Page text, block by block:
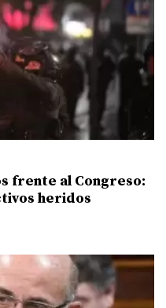
frente al Congreso:
heridos